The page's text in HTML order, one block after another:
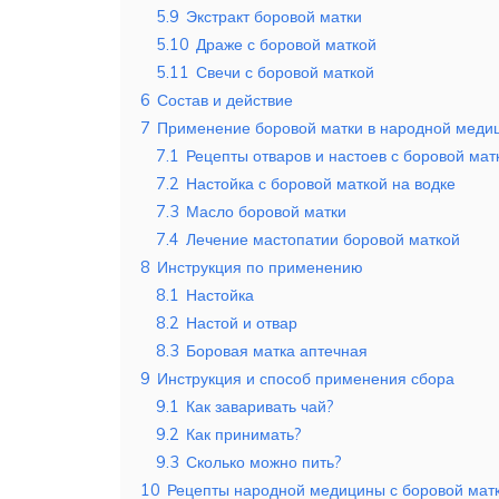
5.9 Экстракт боровой матки
5.10 Драже с боровой маткой
5.11 Свечи с боровой маткой
6 Состав и действие
7 Применение боровой матки в народной
7.1 Рецепты отваров и настоев с боровой
7.2 Настойка с боровой маткой на водке
7.3 Масло боровой матки
7.4 Лечение мастопатии боровой маткой
8 Инструкция по применению
8.1 Настойка
8.2 Настой и отвар
8.3 Боровая матка аптечная
9 Инструкция и способ применения сбора
9.1 Как заваривать чай?
9.2 Как принимать?
9.3 Сколько можно пить?
10 Рецепты народной медицины с боровой